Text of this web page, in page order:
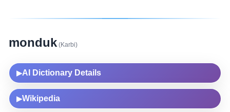
monduk (Karbi)
▶AI Dictionary Details
▶Wikipedia